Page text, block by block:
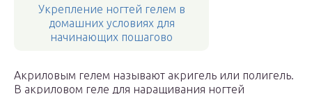
Укрепление ногтей гелем в
домашних условиях для
начинающих пошагово
Акриловым гелем называют акригель или полигель.
В акриловом геле для наращивания ногтей